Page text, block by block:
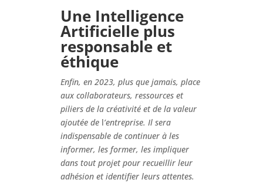
Une Intelligence
Artificielle plus
responsable et
éthique
Enfin, en 2023, plus que jamais, place
aux collaborateurs, ressources et
piliers de la créativité et de la valeur
ajoutée de l’entreprise. Il sera
indispensable de continuer à les
informer, les former, les impliquer
dans tout projet pour recueillir leur
adhésion et identifier leurs attentes.